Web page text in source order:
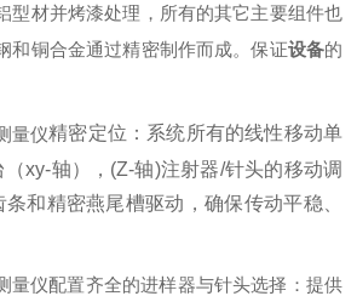
型材并烤漆处理，所有的其它主要组件也
和铜合金通过精密制作而成。保证设备的
精密定位：系统所有的线性移动单
xy-轴），(Z-轴)注射器/针头的移动调
和精密燕尾槽驱动，确保传动平稳、
配置齐全的进样器与针头选择：提供